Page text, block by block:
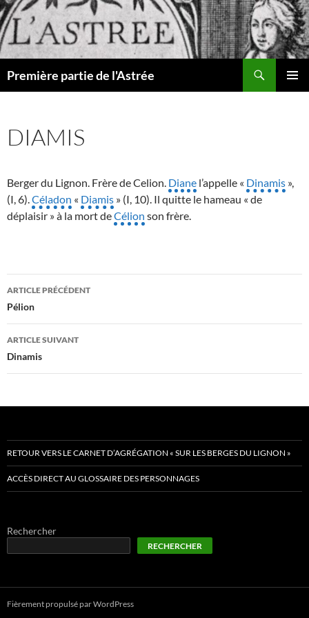
Première partie de l'Astrée
DIAMIS
Berger du Lignon. Frère de Celion. Diane l’appelle « Dinamis »,
(I, 6). Céladon « Diamis » (I, 10). Il quitte le hameau « de
déplaisir » à la mort deCélion son frère.
Navigation
des
articles
ARTICLE PRÉCÉDENT
Pélion
ARTICLE SUIVANT
Dinamis
RETOUR VERS LE CARNET D’AGRÉGATION « SUR LES BERGES DU LIGNON »
ACCÈS DIRECT AU GLOSSAIRE DES PERSONNAGES
Rechercher
RECHERCHER
Fièrement propulsé par WordPress